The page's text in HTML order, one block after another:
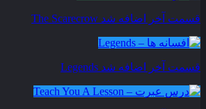
قسمت آخر اضافه شد The Scarecrow
قسمت آخر اضافه شد Legends